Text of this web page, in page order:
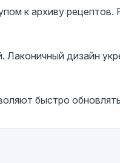
к архиву рецептов.
дизайн
быстро